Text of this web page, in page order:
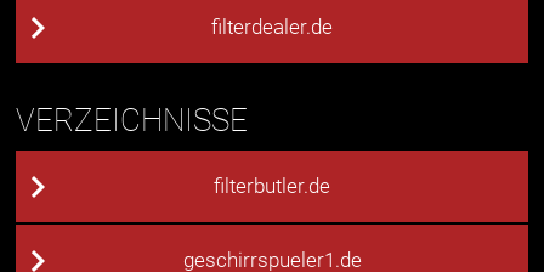
filterdealer.de
VERZEICHNISSE
filterbutler.de
geschirrspueler1.de